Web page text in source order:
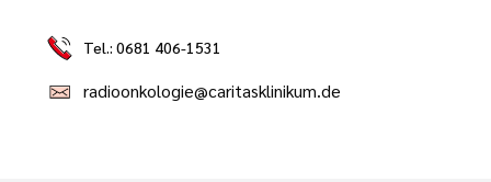
Tel.: 0681 406-1531
radioonkologie@caritasklinikum.de